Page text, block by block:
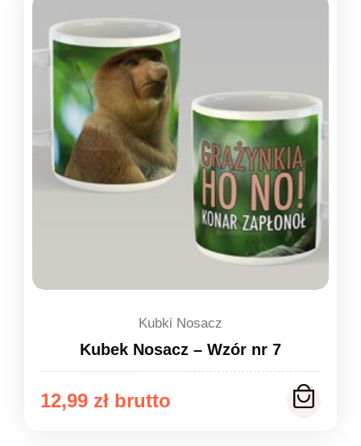
Kubki Nosacz
Kubek Nosacz – Wzór nr 7
12,99 zł